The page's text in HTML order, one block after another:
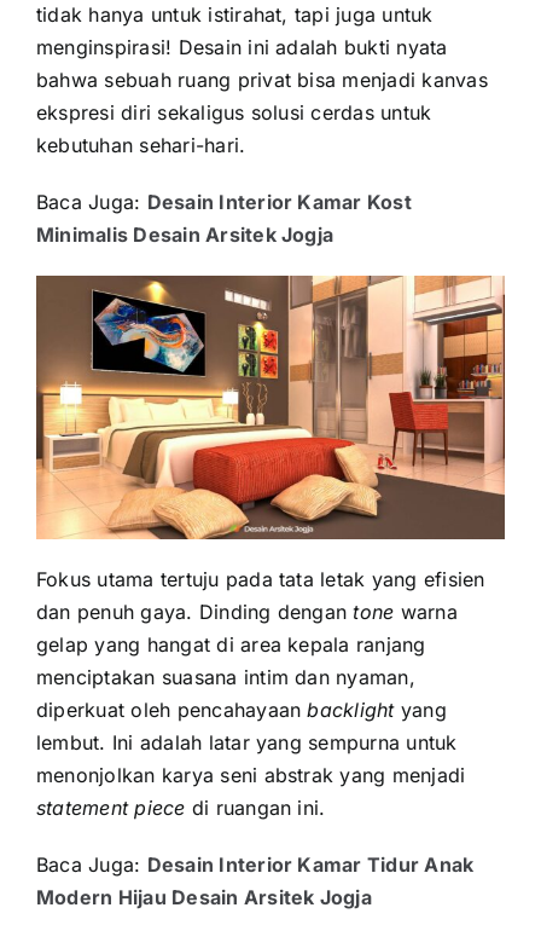
tidak hanya untuk istirahat, tapi juga untuk
menginspirasi! Desain ini adalah bukti nyata
bahwa sebuah ruang privat bisa menjadi kanvas
ekspresi diri sekaligus solusi cerdas untuk
kebutuhan sehari-hari.
Baca Juga: Desain Interior Kamar Kost
Minimalis Desain Arsitek Jogja
Fokus utama tertuju pada tata letak yang efisien
dan penuh gaya. Dinding dengantone warna
gelap yang hangat di area kepala ranjang
menciptakan suasana intim dan nyaman,
diperkuat oleh pencahayaanbacklightyang
lembut. Ini adalah latar yang sempurna untuk
menonjolkan karya seni abstrak yang menjadi
statement piece di ruangan ini.
Baca Juga: Desain Interior Kamar Tidur Anak
Modern Hijau Desain Arsitek Jogja